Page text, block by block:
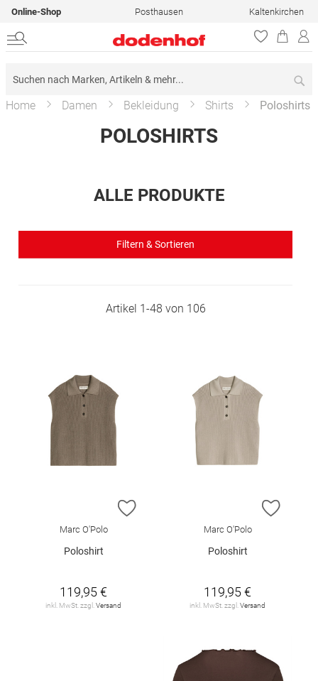
Online-Shop Posthausen Kaltenkirchen
Home Damen Bekleidung Shirts Poloshirts
POLOSHIRTS
ALLE PRODUKTE
Filtern & Sortieren
Artikel 1-48 von 106
ZUR WUNSCHLISTE HINZUFÜGEN
Marc O'Polo
Poloshirt
119,95 €
inkl. MwSt. zzgl. Versand
ZUR
Marc O'Polo
Poloshirt
119,95 €
inkl. MwSt. zzgl. Versand